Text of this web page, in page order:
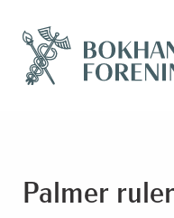
Palmer ruler